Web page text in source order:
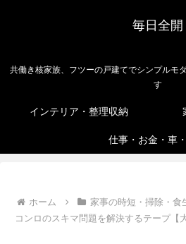
毎日全開
共働き核家族、フツーの戸建てでシンプルモ
す
インテリア・整理収納
仕事・お金・車
ホーム 家事の時短・掃除・食
コンロのスキマ問題を解決するテープ【